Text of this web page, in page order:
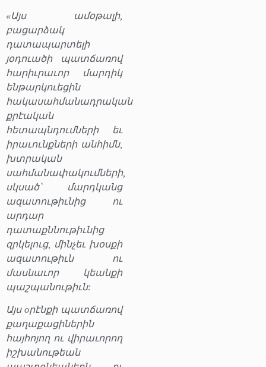
«Այս ամօթալի,
բացարձակ
դատապարտելի
յօդուածի պատճառով
հարիւրաւոր մարդիկ
ենթարկուեցին
հակասահմանադրական
քրէական
հետապնդումների եւ
իրաւունքների անհիմն,
խտրական
սահմանափակումների,
սկսած՝ մարդկանց
ազատութիւնից ու
արդար
դատաքննութիւնից
զրկելուց, մինչեւ խօսքի
ազատութիւն ու
մասնաւոր կեանքի
պաշպանութիւն:
Այս oրէնքի պատճառով
քաղաքացիներին
հայհոյող ու վիրաւորող
իշխանութեան